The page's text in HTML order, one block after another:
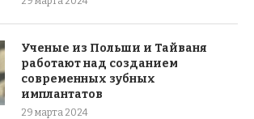
Ученые из Польши и Тайваня
работают над созданием
современных зубных
имплантатов
29 марта 2024